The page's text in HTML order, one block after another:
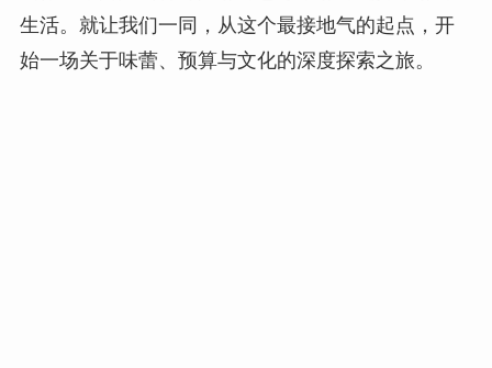
生活。就让我们一同，从这个最接地气的起点，开
始一场关于味蕾、预算与文化的深度探索之旅。